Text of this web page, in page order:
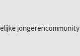
jongerencommunity